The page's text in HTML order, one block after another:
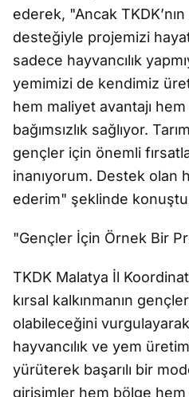
ederek, "Ancak
desteğiyle projemizi
sadece hayvancılık
yemimizi de kendimiz
hem maliyet avantajı
bağımsızlık sağlıyor.
gençler için önemli
inanıyorum. Destek olan
ederim" şeklinde
"Gençler İçin Örnek Bir
TKDK Malatya İl
kırsal kalkınmanın
olabileceğini
hayvancılık ve yem
yürüterek başarılı bir
girişimler hem bölge